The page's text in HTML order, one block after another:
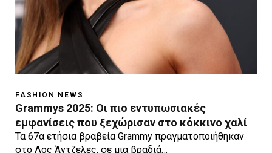
FASHION NEWS
Grammys 2025: Οι πιο εντυπωσιακές
εμφανίσεις που ξεχώρισαν στο κόκκινο χαλί
Τα 67α ετήσια βραβεία Grammy πραγματοποιήθηκαν
στο Λος Άντζελες, σε μια βραδιά…